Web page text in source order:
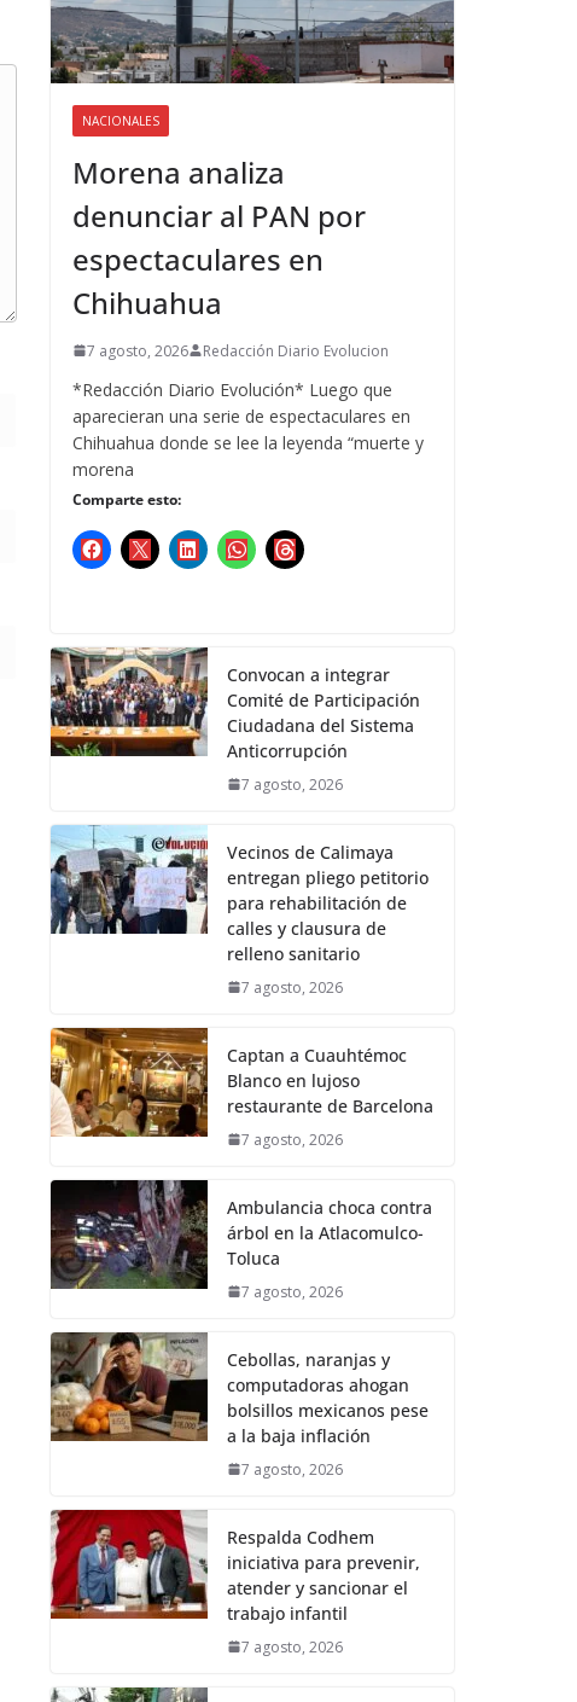
NACIONALES
Morena analiza
denunciar al PAN por
espectaculares en
Chihuahua
7 agosto, 2026 Redacción Diario Evolucion
*Redacción Diario Evolución* Luego que
aparecieran una serie de espectaculares en
Chihuahua donde se lee la leyenda “muerte y
morena
Comparte esto:
Convocan a integrar
Comité de Participación
Ciudadana del Sistema
Anticorrupción
7 agosto, 2026
Vecinos de Calimaya
entregan pliego petitorio
para rehabilitación de
calles y clausura de
relleno sanitario
7 agosto, 2026
Captan a Cuauhtémoc
Blanco en lujoso
restaurante de Barcelona
7 agosto, 2026
Ambulancia choca contra
árbol en la Atlacomulco-
Toluca
7 agosto, 2026
Cebollas, naranjas y
computadoras ahogan
bolsillos mexicanos pese
a la baja inflación
7 agosto, 2026
Respalda Codhem
iniciativa para prevenir,
atender y sancionar el
trabajo infantil
7 agosto, 2026